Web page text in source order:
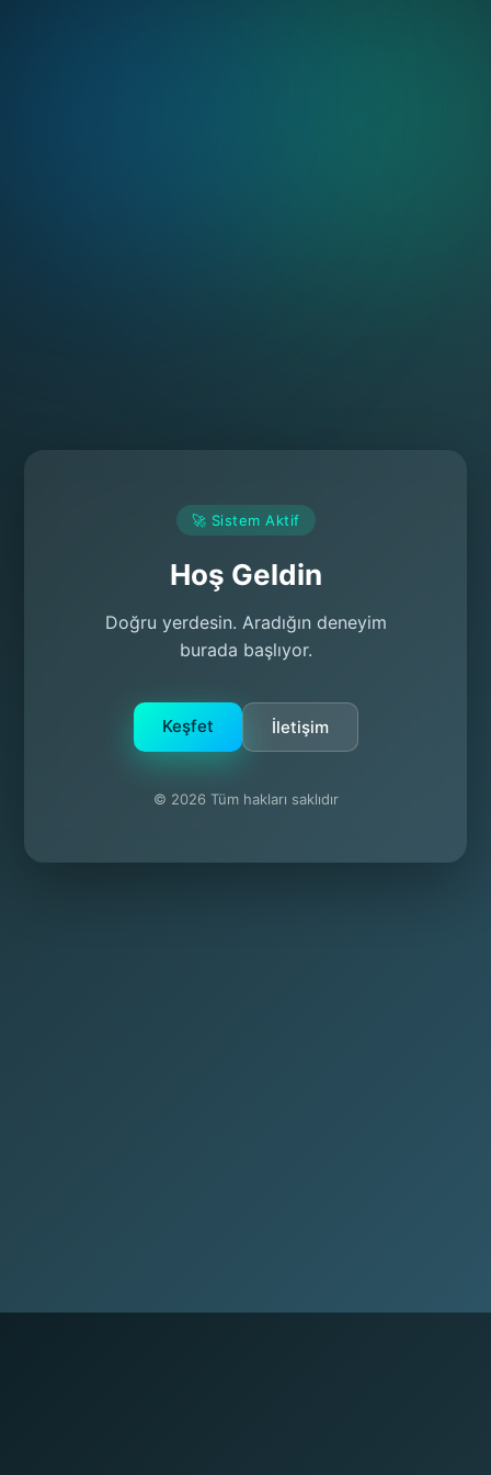
🚀 Sistem Aktif
Hoş Geldin
Doğru yerdesin. Aradığın deneyim
burada başlıyor.
Keşfet İletişim
© 2026 Tüm hakları saklıdır